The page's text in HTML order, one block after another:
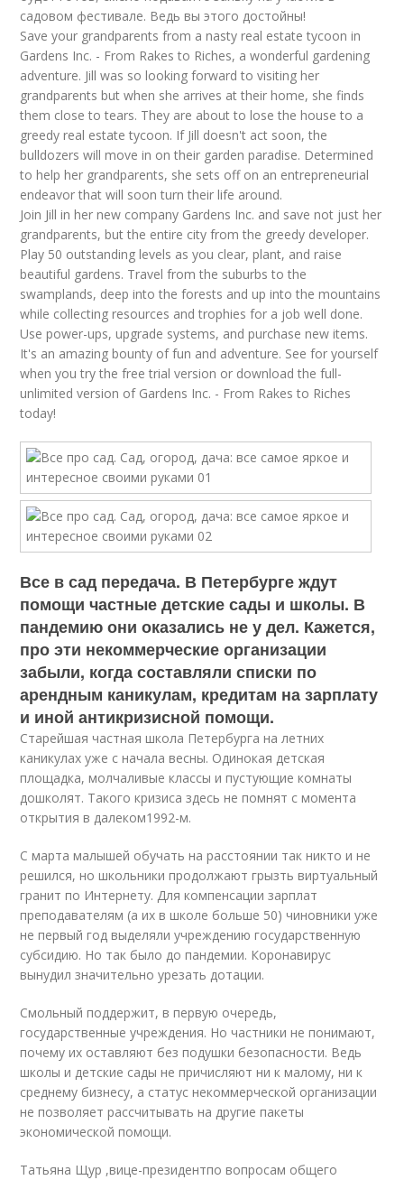
садовом фестивале. Ведь вы этого достойны!
Save your grandparents from a nasty real estate tycoon in
Gardens Inc. - From Rakes to Riches, a wonderful gardening
adventure. Jill was so looking forward to visiting her
grandparents but when she arrives at their home, she finds
them close to tears. They are about to lose the house to a
greedy real estate tycoon. If Jill doesn't act soon, the
bulldozers will move in on their garden paradise. Determined
to help her grandparents, she sets off on an entrepreneurial
endeavor that will soon turn their life around.
Join Jill in her new company Gardens Inc. and save not just her
grandparents, but the entire city from the greedy developer.
Play 50 outstanding levels as you clear, plant, and raise
beautiful gardens. Travel from the suburbs to the
swamplands, deep into the forests and up into the mountains
while collecting resources and trophies for a job well done.
Use power-ups, upgrade systems, and purchase new items.
It's an amazing bounty of fun and adventure. See for yourself
when you try the free trial version or download the full-
unlimited version of Gardens Inc. - From Rakes to Riches
today!
Все в сад передача. В Петербурге ждут
помощи частные детские сады и школы. В
пандемию они оказались не у дел. Кажется,
про эти некоммерческие организации
забыли, когда составляли списки по
арендным каникулам, кредитам на зарплату
и иной антикризисной помощи.
Старейшая частная школа Петербурга на летних
каникулах уже с начала весны. Одинокая детская
площадка, молчаливые классы и пустующие комнаты
дошколят. Такого кризиса здесь не помнят с момента
открытия в далеком1992-м.
С марта малышей обучать на расстоянии так никто и не
решился, но школьники продолжают грызть виртуальный
гранит по Интернету. Для компенсации зарплат
преподавателям (а их в школе больше 50) чиновники уже
не первый год выделяли учреждению государственную
субсидию. Но так было до пандемии. Коронавирус
вынудил значительно урезать дотации.
Смольный поддержит, в первую очередь,
государственные учреждения. Но частники не понимают,
почему их оставляют без подушки безопасности. Ведь
школы и детские сады не причисляют ни к малому, ни к
среднему бизнесу, а статус некоммерческой организации
не позволяет рассчитывать на другие пакеты
экономической помощи.
Татьяна Щур ,вице-президентпо вопросам общего